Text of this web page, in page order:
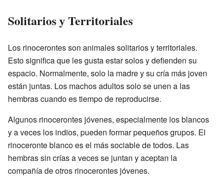
Solitarios y Territoriales
Los rinocerontes son animales solitarios y territoriales.
Esto significa que les gusta estar solos y defienden su
espacio. Normalmente, solo la madre y su cría más joven
están juntas. Los machos adultos solo se unen a las
hembras cuando es tiempo de reproducirse.
Algunos rinocerontes jóvenes, especialmente los blancos
y a veces los indios, pueden formar pequeños grupos. El
rinoceronte blanco es el más sociable de todos. Las
hembras sin crías a veces se juntan y aceptan la
compañía de otros rinocerontes jóvenes.